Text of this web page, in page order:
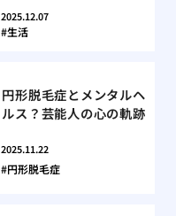
2025.12.07
生活
円形脱毛症とメンタルヘ
ルス？芸能人の心の軌跡
2025.11.22
円形脱毛症